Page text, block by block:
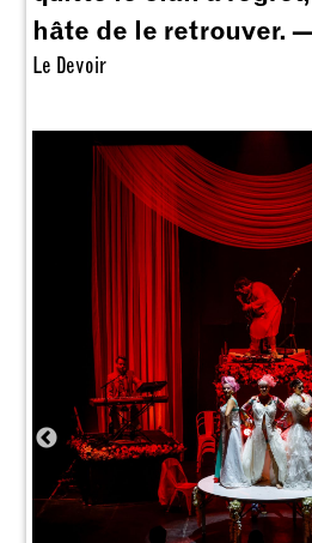
hâte de le retrouver.
Le Devoir